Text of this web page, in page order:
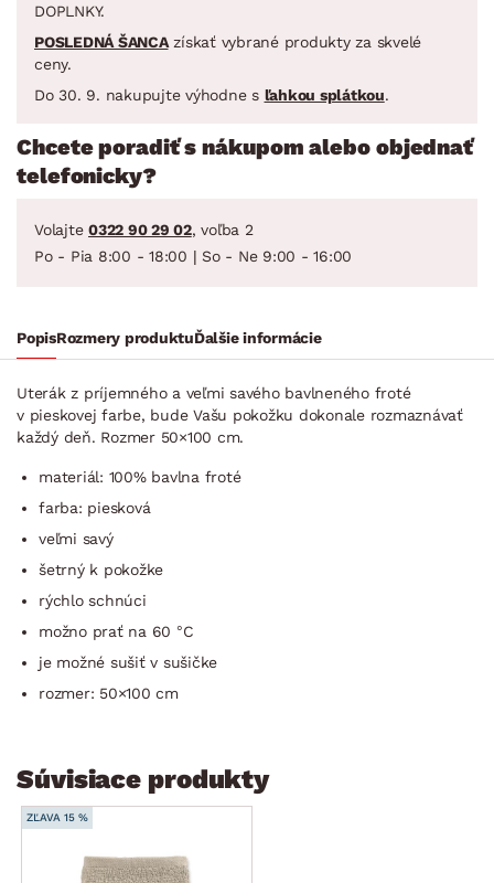
DOPLNKY.
POSLEDNÁ ŠANCAzískať vybrané produkty za skvelé
ceny.
Do 30. 9. nakupujte výhodne s ľahkou splátkou.
Chcete poradiť s nákupom alebo objednať
telefonicky?
Volajte 0322 90 29 02, voľba 2
Po - Pia 8:00 - 18:00 | So - Ne 9:00 - 16:00
PopisRozmery produktuĎalšie informácie
Uterák z príjemného a veľmi savého bavlneného froté
v pieskovej farbe, bude Vašu pokožku dokonale rozmaznávať
každý deň. Rozmer 50×100 cm.
materiál: 100% bavlna froté
farba: piesková
veľmi savý
šetrný k pokožke
rýchlo schnúci
možno prať na 60 °C
je možné sušiť v sušičke
rozmer: 50×100 cm
Súvisiace produkty
ZĽAVA 15 %